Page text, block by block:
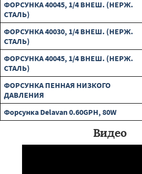
ФОРСУНКА 40045, 1/4 ВНЕШ. (НЕРЖ.
СТАЛЬ)
ФОРСУНКА 40030, 1/4 ВНЕШ. (НЕРЖ.
СТАЛЬ)
ФОРСУНКА 40045, 1/4 ВНЕШ. (НЕРЖ.
СТАЛЬ)
ФОРСУНКА ПЕННАЯ НИЗКОГО
ДАВЛЕНИЯ
Форсунка Delavan 0.60GPH, 80W
Видео